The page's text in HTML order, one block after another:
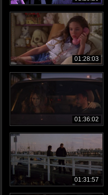
01:28:03
01:36:02
01:31:57